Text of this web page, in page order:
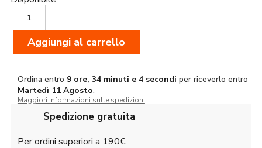
Lee
Precision
90811
Dosatore
di
Auto-
Drum,
Rosso
quantità
Aggiungi al carrello
Ordina entro 9 ore, 34 minuti e 4 secondi per riceverlo entro
Martedì 11 Agosto.
Maggiori informazioni sulle spedizioni
Spedizione gratuita
Per ordini superiori a 190€